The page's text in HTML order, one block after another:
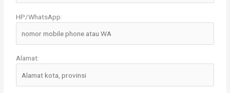
HP/WhatsApp:
Alamat: